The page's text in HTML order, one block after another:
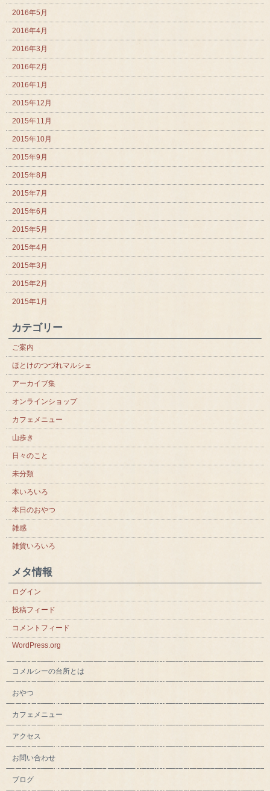
2016年5月
2016年4月
2016年3月
2016年2月
2016年1月
2015年12月
2015年11月
2015年10月
2015年9月
2015年8月
2015年7月
2015年6月
2015年5月
2015年4月
2015年3月
2015年2月
2015年1月
カテゴリー
ご案内
ほとけのつづれマルシェ
アーカイブ集
オンラインショップ
カフェメニュー
山歩き
日々のこと
未分類
本いろいろ
本日のおやつ
雑感
雑貨いろいろ
メタ情報
ログイン
投稿フィード
コメントフィード
WordPress.org
コメルシーの台所とは
おやつ
カフェメニュー
アクセス
お問い合わせ
ブログ